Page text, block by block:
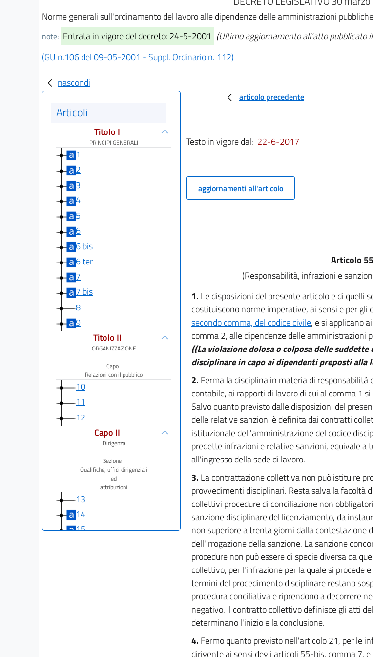
Norme generali sull'ordinamento del lavoro alle dipendenze delle amministrazioni
note: Entrata in vigore del decreto: 24-5-2001 (Ultimo aggiornamento all'atto pubblicato
(GU n.106 del 09-05-2001 - Suppl. Ordinario n. 112)
nascondi
Articoli
Titolo I
PRINCIPI GENERALI
1
2
3
4
5
6
6 bis
6 ter
7
7 bis
8
9
Titolo II
ORGANIZZAZIONE
Capo I
Relazioni con il pubblico
10
11
12
Capo II
Dirigenza
Sezione I
Qualifiche, uffici dirigenziali
ed
attribuzioni
13
14
15
articolo precedente
Testo in vigore dal: 22-6-2017
aggiornamenti all'articolo
Articolo 55
(Responsabilità, infrazioni e
1. Le disposizioni del presente articolo e di quelli
costituiscono norme imperative, ai sensi e per gli
secondo comma, del codice civile, e si applicano
comma 2, alle dipendenze delle amministrazioni
((La violazione dolosa o colposa delle
disciplinare in capo ai dipendenti preposti alla
2. Ferma la disciplina in materia di
contabile, ai rapporti di lavoro di cui al comma 1 si
Salvo quanto previsto dalle disposizioni del
delle relative sanzioni è definita dai contratti
istituzionale dell'amministrazione del codice
predette infrazioni e relative sanzioni, equivale
all'ingresso della sede di lavoro.
3. La contrattazione collettiva non può istituire
provvedimenti disciplinari. Resta salva la facoltà
collettivi procedure di conciliazione non
sanzione disciplinare del licenziamento, da
non superiore a trenta giorni dalla contestazione
dell'irrogazione della sanzione. La sanzione
procedure non può essere di specie diversa da
collettivo, per l'infrazione per la quale si procede
termini del procedimento disciplinare restano
procedura conciliativa e riprendono a decorrere
negativo. Il contratto collettivo definisce gli atti
determinano l'inizio e la conclusione.
4. Fermo quanto previsto nell'articolo 21, per le
dirigente ai sensi degli articoli 55-bis, comma 7,